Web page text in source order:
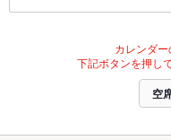
カレンダー
下記ボタンを押し
空